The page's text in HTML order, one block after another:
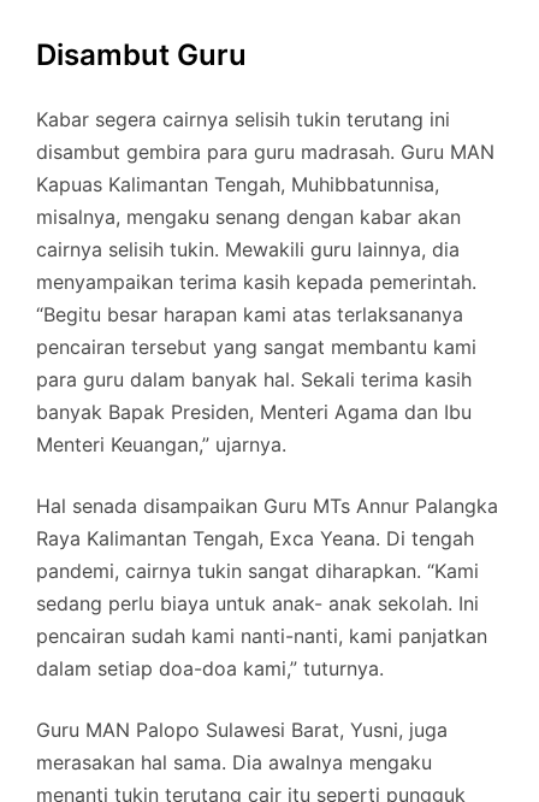
Disambut Guru
Kabar segera cairnya selisih tukin terutang ini
disambut gembira para guru madrasah. Guru MAN
Kapuas Kalimantan Tengah, Muhibbatunnisa,
misalnya, mengaku senang dengan kabar akan
cairnya selisih tukin. Mewakili guru lainnya, dia
menyampaikan terima kasih kepada pemerintah.
“Begitu besar harapan kami atas terlaksananya
pencairan tersebut yang sangat membantu kami
para guru dalam banyak hal. Sekali terima kasih
banyak Bapak Presiden, Menteri Agama dan Ibu
Menteri Keuangan,” ujarnya.
Hal senada disampaikan Guru MTs Annur Palangka
Raya Kalimantan Tengah, Exca Yeana. Di tengah
pandemi, cairnya tukin sangat diharapkan. “Kami
sedang perlu biaya untuk anak- anak sekolah. Ini
pencairan sudah kami nanti-nanti, kami panjatkan
dalam setiap doa-doa kami,” tuturnya.
Guru MAN Palopo Sulawesi Barat, Yusni, juga
merasakan hal sama. Dia awalnya mengaku
menanti tukin terutang cair itu seperti pungguk